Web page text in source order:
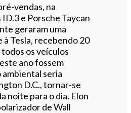
vendas, na
e Porsche Taycan
geraram uma
Tesla, recebendo 20
todos os veículos
ano fossem
seria
D.C., tornar-se
noite para o dia. Elon
de Wall